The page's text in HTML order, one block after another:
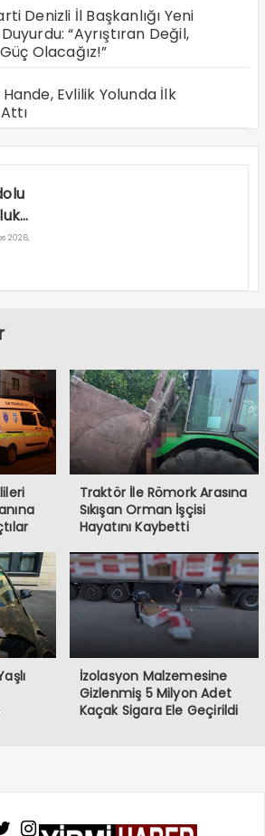
Denizli İl Başkanlığı Yeni
“Ayrıştıran Değil,
Olacağız!”
Evlilik Yolunda İlk
2026,
Traktör İle Römork Arasına
Sıkışan Orman İşçisi
Hayatını Kaybetti
İzolasyon Malzemesine
Gizlenmiş 5 Milyon Adet
Kaçak Sigara Ele Geçirildi